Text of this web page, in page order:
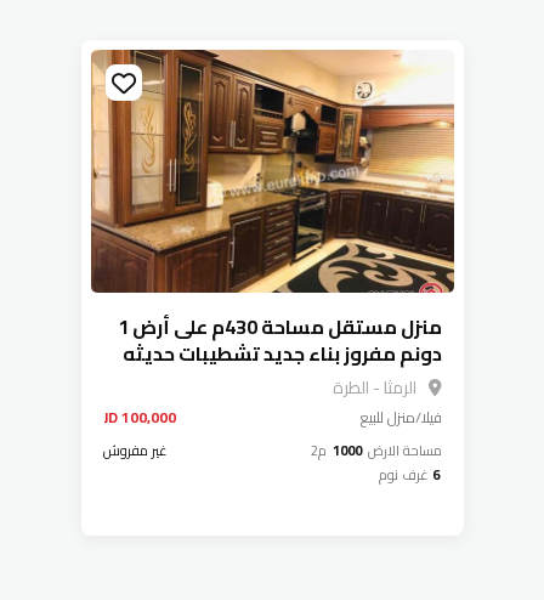
منزل مستقل مساحة 430م على أرض 1
دونم مفروز بناء جديد تشطيبات حديثه
بئر ماء ملحق تسويه وعمدان مسطح
180 متر قيد التجهيز للبيع في الرمثا -
الطرة
الرمثا - الطرة
فيلا/منزلللبيع 100,000 JD
مساحة الارض 1000 م2
غير مفروش
6 غرف نوم